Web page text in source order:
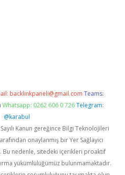
backlinkpaneli@gmail.com Teams:
Whatsapp: 0262 606 0 726 Telegram:
@karabul
Kanun gereğince Bilgi Teknolojileri
onaylanmış bir Yer Sağlayıcı
Bu nedenle, sitedeki içerikleri proaktif
yükümlülüğümüz bulunmamaktadır.